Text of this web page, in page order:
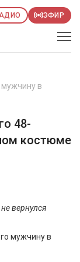
ЭФИР
в
48-
костюме
вернулся